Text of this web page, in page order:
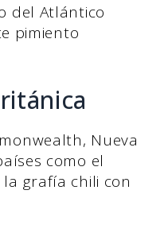
del Atlántico
pimiento
Nueva
como el
grafía chili con